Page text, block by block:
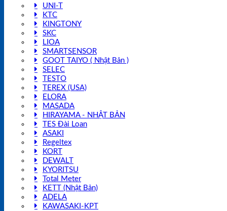
UNI-T
KTC
KINGTONY
SKC
LIOA
SMARTSENSOR
GOOT TAIYO ( Nhật Bản )
SELEC
TESTO
TEREX (USA)
ELORA
MASADA
HIRAYAMA - NHẬT BẢN
TES Đài Loan
ASAKI
Regeltex
KORT
DEWALT
KYORITSU
Total Meter
KETT (Nhật Bản)
ADELA
KAWASAKI-KPT